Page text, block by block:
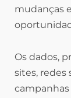
mudanças
Os dados,
sites, redes
campanhas